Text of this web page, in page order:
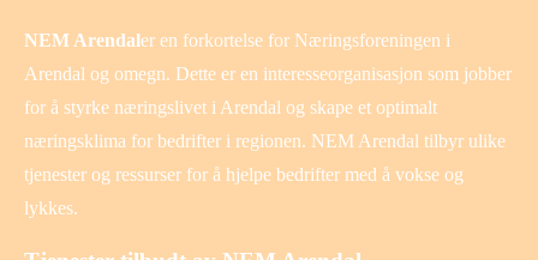
NEM Arendaler en forkortelse for Næringsforeningen i
Arendal og omegn. Dette er en interesseorganisasjon som jobber
for å styrke næringslivet i Arendal og skape et optimalt
næringsklima for bedrifter i regionen. NEM Arendal tilbyr ulike
tjenester og ressurser for å hjelpe bedrifter med å vokse og
lykkes.